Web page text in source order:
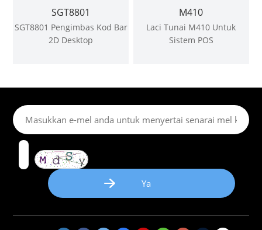
SGT8801
SGT8801 Pengimbas Kod Bar
2D Desktop
M410
Laci Tunai M410 Untuk
Sistem POS